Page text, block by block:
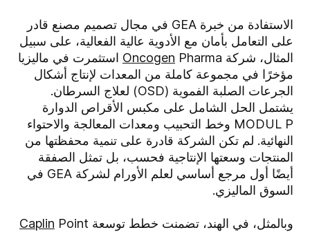
الاستفادة من خبرة GEA في مجال تصميم مصنع قادر
على التعامل بأمان مع الأدوية عالية الفعالية، على سبيل
المثال، شركة
Oncogen Pharma استثمرت في ماليزيا
مؤخرًا في مجموعة كاملة من المعدات لإنتاج أشكال
الجرعات الصلبة الفموية (OSD) لعلاج السرطان.
يشتمل الحل الشامل على مكبس الأقراص الدوارة
MODUL P وخط التحبيب ومعدات المعالجة والاحتواء
النهائية. لم تكن الشركة قادرة على تنمية محفظتها من
المنتجات وسعتها الإنتاجية فحسب، بل تمثل الصفقة
أيضًا أول مرجع أساسي لعلم الأورام لشركة GEA في
السوق الماليزي.
وبالمثل، في الهند، تضمنت خطط توسعة Caplin Point